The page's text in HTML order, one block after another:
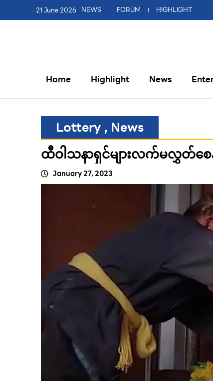
21 June 2026 NEWS FORUM HIGHLIGHT
Home Highlight News
Lottery , News
ထီဝါသနာရှင်များလက်မလွှတ်စေ
January 27, 2023